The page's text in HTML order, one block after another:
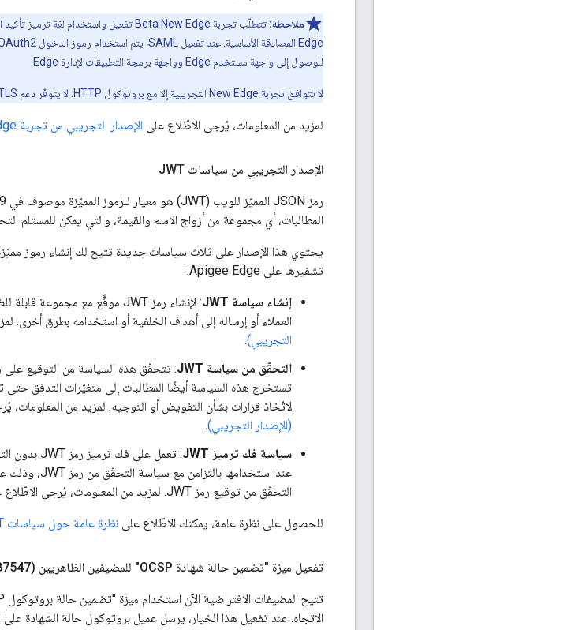
ملاحظة:
للوصول إلى واجهة مستخدم Edge وواجهة برمجة التطبيقات لإدارة Edge.
لا تتوافق تجربة New Edge التجريبية إلا مع بروتوكول HTTP. لا يتوفّر دعم HTTPS/TLS في هذا الإصدار.
لمزيد من المعلومات، يُرجى الاطّلاع على الإصدار التجريبي من تجربة Edge الجديدة على السحابة الخاصة
الإصدار التجريبي من سياسات JWT
المطالبات، أي مجموعة من أزواج الاسم والقيمة، والتي يمكن للمستلم
تشفيرها على Apigee Edge:
إنشاء سياسة JWT
العملاء أو إرساله إلى أهداف الخلفية أو استخدامه بطرق أخرى.
التجريبي).
التحقّق من سياسة JWT
تستخرج هذه السياسة أيضًا المطالبات إلى متغيّرات التدفق
لاتّخاذ قرارات بشأن التفويض أو التوجيه. لمزيد من المعلومات،
(الإصدار التجريبي).
سياسة فك ترميز JWT
التحقّق من توقيع رمز JWT. لمزيد من المعلومات، يُرجى الاطّلاع على
للحصول على نظرة عامة، يمكنك الاطّلاع على نظرة عامة حول سياسات JWT
تفعيل ميزة "تضمين حالة شهادة OCSP" للمضيفين الظاهريين (65587547)